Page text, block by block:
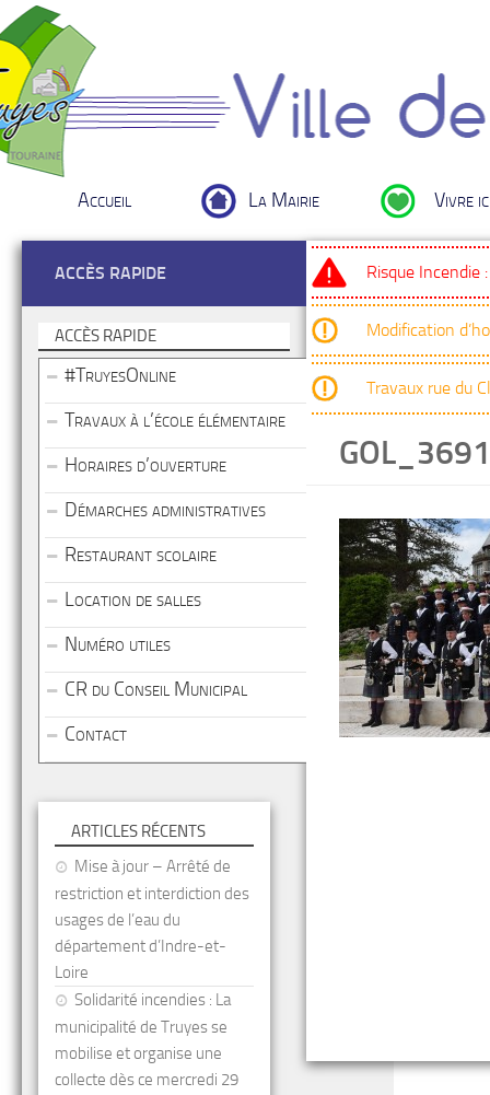
Accueil La Mairie Vivre
Risque Incendie
Modification
Travaux rue du
GOL_3691
ACCÈS RAPIDE
ACCÈS RAPIDE
#TruyesOnline
Travaux à l’école élémentaire
Horaires d’ouverture
Démarches administratives
Restaurant scolaire
Location de salles
Numéro utiles
CR du Conseil Municipal
Contact
ARTICLES RÉCENTS
Mise à jour – Arrêté de
restriction et interdiction des
usages de l’eau du
département d’Indre-et-
Loire
Solidarité incendies : La
municipalité de Truyes se
mobilise et organise une
collecte dès ce mercredi 29